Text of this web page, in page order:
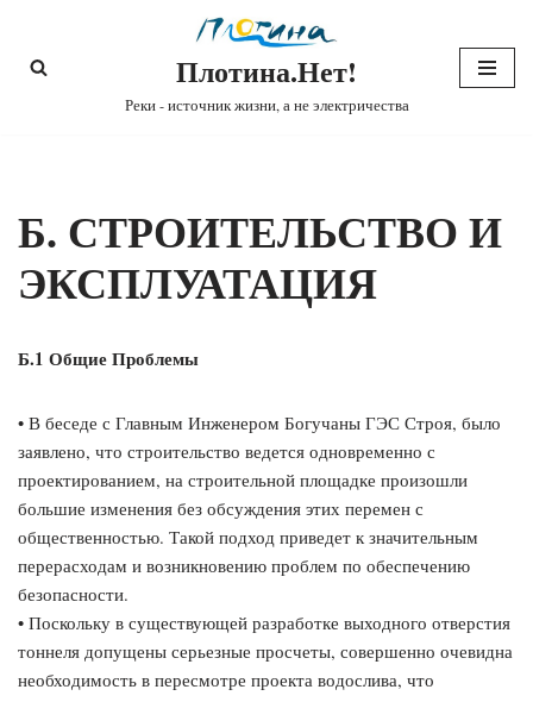
Перейти
Плотина.Нет!
Реки - источник жизни, а не электричества
Б. СТРОИТЕЛЬСТВО И
ЭКСПЛУАТАЦИЯ
Б.1 Общие Проблемы
• В беседе с Главным Инженером Богучаны ГЭС Строя, было
заявлено, что строительство ведется одновременно с
проектированием, на строительной площадке произошли
большие изменения без обсуждения этих перемен с
общественностью. Такой подход приведет к значительным
перерасходам и возникновению проблем по обеспечению
безопасности.
• Поскольку в существующей разработке выходного отверстия
тоннеля допущены серьезные просчеты, совершенно очевидна
необходимость в пересмотре проекта водослива, что